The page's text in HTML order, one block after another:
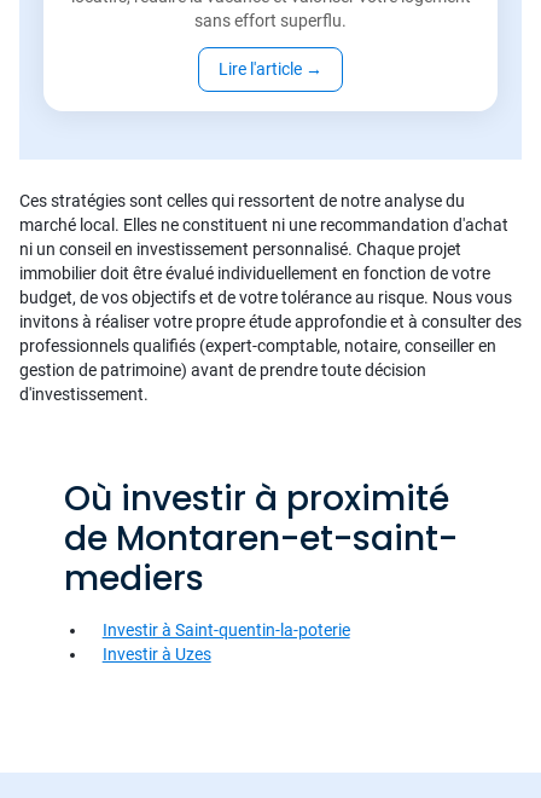
sans effort superflu.
Lire l'article →
Ces stratégies sont celles qui ressortent de notre analyse du
marché local. Elles ne constituent ni une recommandation d'achat
ni un conseil en investissement personnalisé. Chaque projet
immobilier doit être évalué individuellement en fonction de votre
budget, de vos objectifs et de votre tolérance au risque. Nous vous
invitons à réaliser votre propre étude approfondie et à consulter des
professionnels qualifiés (expert-comptable, notaire, conseiller en
gestion de patrimoine) avant de prendre toute décision
d'investissement.
Où investir à proximité
de Montaren-et-saint-
mediers
Investir à Saint-quentin-la-poterie
Investir à Uzes